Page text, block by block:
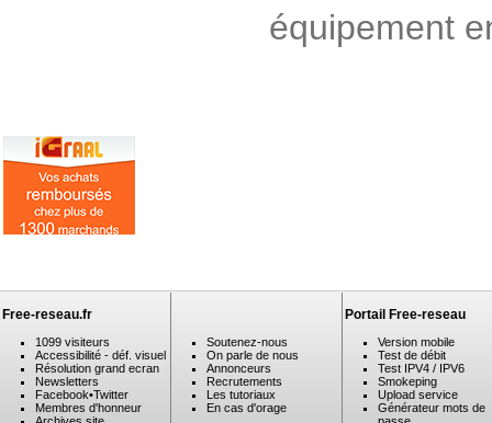
équipement
Free-reseau.fr
1099 visiteurs
Accessibilité - déf. visuel
Résolution grand ecran
Newsletters
Facebook•Twitter
Membres d'honneur
Soutenez-nous
On parle de nous
Annonceurs
Recrutements
Les tutoriaux
En cas d'orage
Portail Free-reseau
Version mobile
Test de débit
Test IPV4 / IPV6
Smokeping
Upload service
Générateur mots de